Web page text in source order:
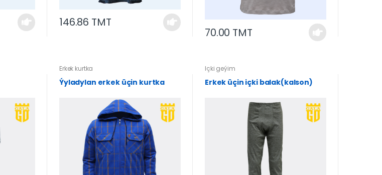
146.86 TMT
70.00 TMT
Erkek kurtka
Ýyladylan erkek üçin kurtka
Içki geýim
Erkek üçin içki balak(kalson)